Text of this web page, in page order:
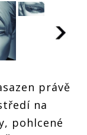
právě
na
pohlcené